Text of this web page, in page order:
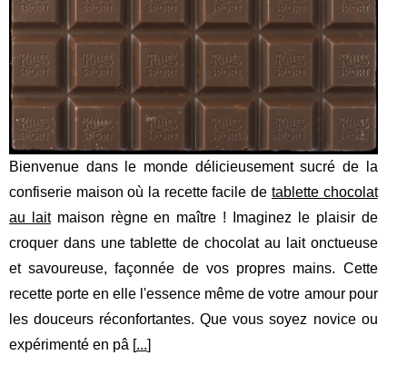
Bienvenue dans le monde délicieusement sucré de la
confiserie maison où la recette facile de tablette chocolat
au laitmaison règne en maître ! Imaginez le plaisir de
croquer dans une tablette de chocolat au lait onctueuse
et savoureuse, façonnée de vos propres mains. Cette
recette porte en elle l'essence même de votre amour pour
les douceurs réconfortantes. Que vous soyez novice ou
expérimenté en pâ [...]